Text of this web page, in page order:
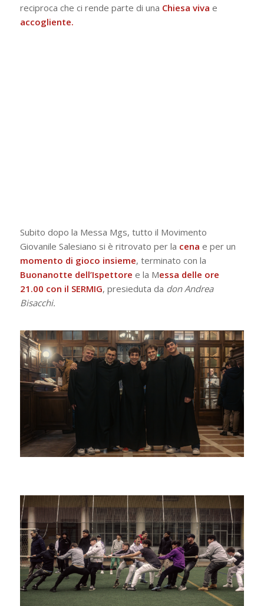
reciproca che ci rende parte di una Chiesa viva e
accogliente.
Subito dopo la Messa Mgs, tutto il Movimento
Giovanile Salesiano si è ritrovato per la cena e per un
momento di gioco insieme, terminato con la
Buonanotte dell’Ispettore e la Messa delle ore
21.00 con il SERMIG, presieduta da don Andrea
Bisacchi.